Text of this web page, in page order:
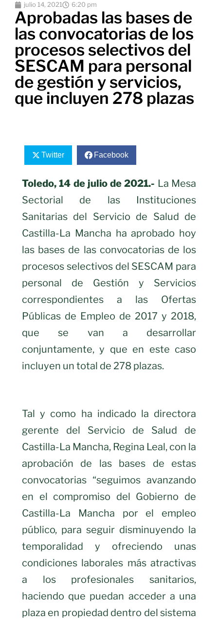
julio 14, 2021 6:20 pm
Aprobadas las bases de
las convocatorias de los
procesos selectivos del
SESCAM para personal
de gestión y servicios,
que incluyen 278 plazas
Twitter Facebook
Toledo, 14 de julio de 2021.- La Mesa
Sectorial de las Instituciones
Sanitarias del Servicio de Salud de
Castilla-La Mancha ha aprobado hoy
las bases de las convocatorias de los
procesos selectivos del SESCAM para
personal de Gestión y Servicios
correspondientes a las Ofertas
Públicas de Empleo de 2017 y 2018,
que se van a desarrollar
conjuntamente, y que en este caso
incluyen un total de 278 plazas.
Tal y como ha indicado la directora
gerente del Servicio de Salud de
Castilla-La Mancha, Regina Leal, con la
aprobación de las bases de estas
convocatorias “seguimos avanzando
en el compromiso del Gobierno de
Castilla-La Mancha por el empleo
público, para seguir disminuyendo la
temporalidad y ofreciendo unas
condiciones laborales más atractivas
a los profesionales sanitarios,
haciendo que puedan acceder a una
plaza en propiedad dentro del sistema